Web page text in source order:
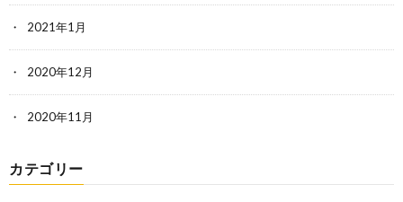
2021年1月
2020年12月
2020年11月
カテゴリー